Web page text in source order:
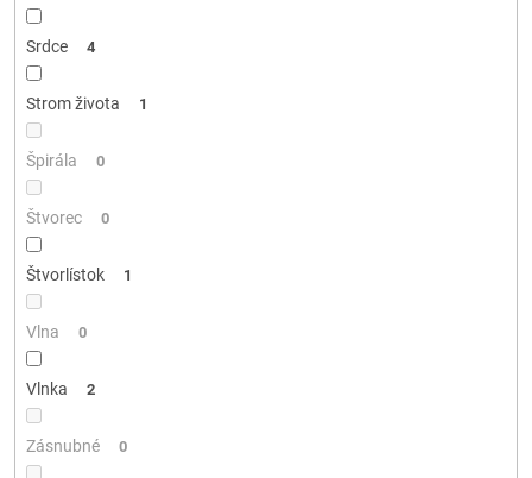
Srdce 4
Strom života 1
Špirála 0
Štvorec 0
Štvorlístok 1
Vlna 0
Vlnka 2
Zásnubné 0